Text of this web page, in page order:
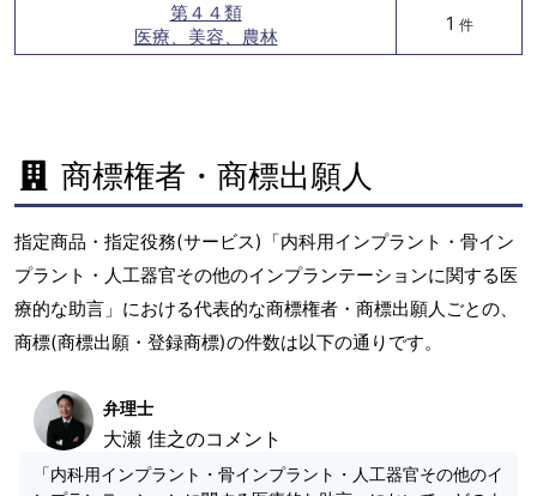
第４４類
医療、美容、農林
1 件
商標権者・商標出願人
指定商品・指定役務(サービス)「内科用インプラント・骨イン
プラント・人工器官その他のインプランテーションに関する医
療的な助言」における代表的な商標権者・商標出願人ごとの、
商標(商標出願・登録商標)の件数は以下の通りです。
弁理士
大瀬 佳之のコメント
「内科用インプラント・骨インプラント・人工器官その他のイ